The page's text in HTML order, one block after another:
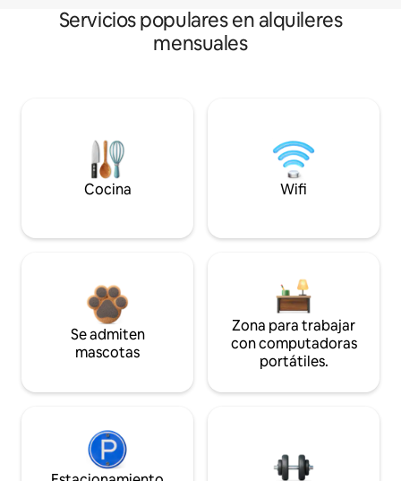
Servicios populares en alquileres
mensuales
Cocina Wifi
Se admiten
mascotas
Zona para trabajar
con computadoras
portátiles.